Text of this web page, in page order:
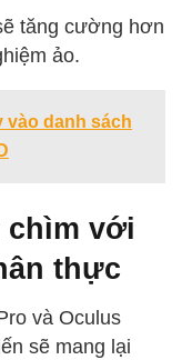
tăng cường hơn
ảo.
vào danh sách
chìm với
thực
và Oculus
sẽ mang lại